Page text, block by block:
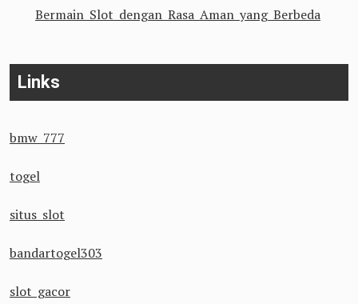
Bermain Slot dengan Rasa Aman yang Berbeda
Links
bmw 777
togel
situs slot
bandartogel303
slot gacor